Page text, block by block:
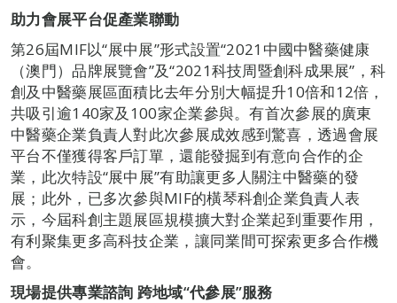
助力會展平台促產業聯動
第26屆MIF以“展中展”形式設置“2021中國中醫藥健康
（澳門）品牌展覽會”及“2021科技周暨創科成果展”，科
創及中醫藥展區面積比去年分別大幅提升10倍和12倍，
共吸引逾140家及100家企業參與。有首次參展的廣東
中醫藥企業負責人對此次參展成效感到驚喜，透過會展
平台不僅獲得客戶訂單，還能發掘到有意向合作的企
業，此次特設“展中展”有助讓更多人關注中醫藥的發
展；此外，已多次參與MIF的橫琴科創企業負責人表
示，今屆科創主題展區規模擴大對企業起到重要作用，
有利聚集更多高科技企業，讓同業間可探索更多合作機
會。
現場提供專業諮詢 跨地域“代參展”服務